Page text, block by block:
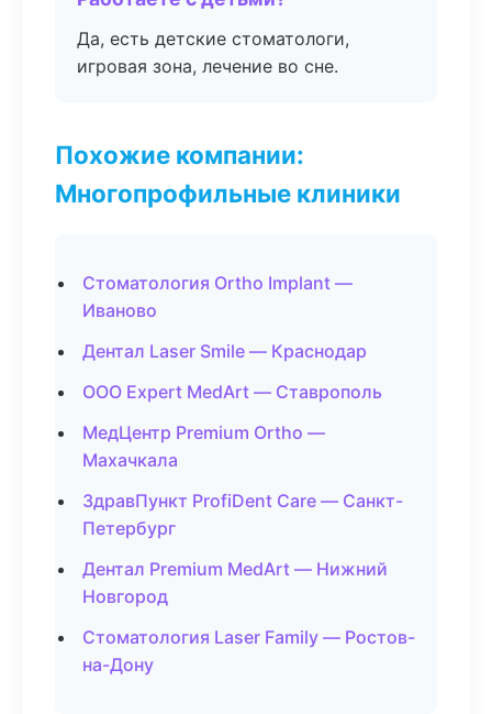
Да, есть детские стоматологи,
игровая зона, лечение во сне.
Похожие компании:
Многопрофильные клиники
Стоматология Ortho Implant —
Иваново
Дентал Laser Smile — Краснодар
ООО Expert MedArt — Ставрополь
МедЦентр Premium Ortho —
Махачкала
ЗдравПункт ProfiDent Care — Санкт-
Петербург
Дентал Premium MedArt — Нижний
Новгород
Стоматология Laser Family — Ростов-
на-Дону